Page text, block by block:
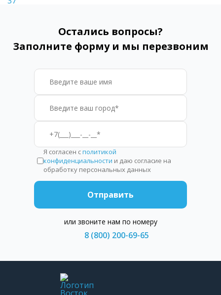
Остались вопросы?
Заполните форму и мы перезвоним
Я согласен сполитикой
конфиденциальности и даю согласие на
обработку персональных данных
Отправить
или звоните нам по номеру
8 (800) 200-69-65